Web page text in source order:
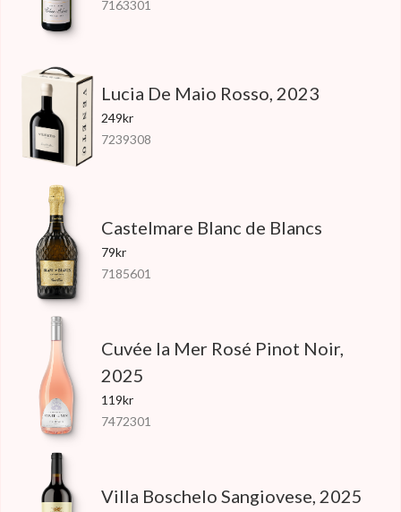
7163301
Lucia De Maio Rosso, 2023
249kr
7239308
Castelmare Blanc de Blancs
79kr
7185601
Cuvée la Mer Rosé Pinot Noir,
2025
119kr
7472301
Villa Boschelo Sangiovese, 2025